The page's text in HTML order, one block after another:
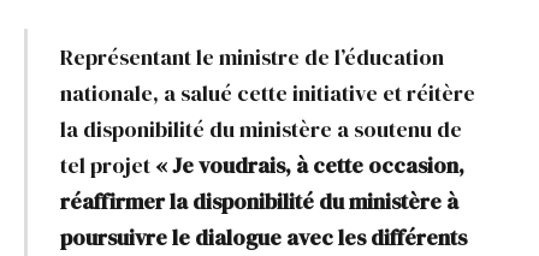
Représentant le ministre de l’éducation
nationale, a salué cette initiative et réitère
la disponibilité du ministère a soutenu de
tel projet« Je voudrais, à cette occasion,
réaffirmer la disponibilité du ministère à
poursuivre le dialogue avec les différents